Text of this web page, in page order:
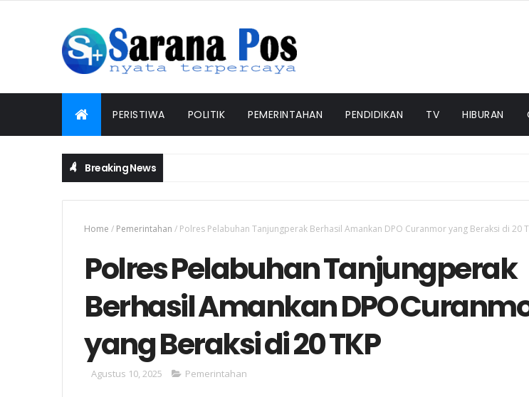
PERISTIWA POLITIK PEMERINTAHAN PENDIDIKAN TV HIBURAN
Breaking News
Home / Pemerintahan / Polres Pelabuhan Tanjungperak Berhasil Amankan DPO Curanmor yang Beraksi di 20
Polres Pelabuhan Tanjungperak
Berhasil Amankan DPO
yang Beraksi di 20 TKP
Agustus 10, 2025 Pemerintahan